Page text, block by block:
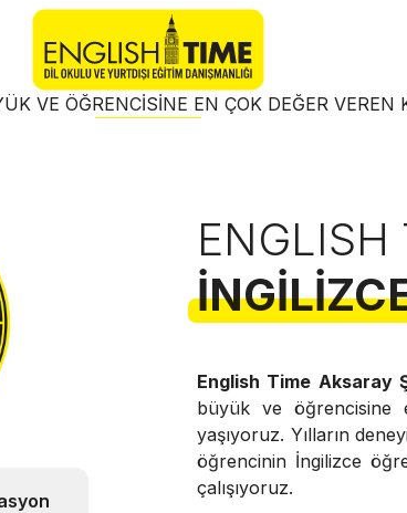
VE ÖĞRENCISINE EN ÇOK DEĞER VEREN
ENGLISH
English Time Aksaray
büyük ve öğrencisine
yaşıyoruz. Yılların
öğrencinin İngilizce
çalışıyoruz.